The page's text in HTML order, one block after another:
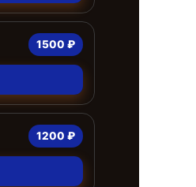
1500 ₽
1200 ₽